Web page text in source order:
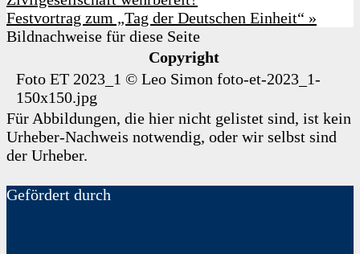
Festvortrag zum „Tag der Deutschen Einheit“ »
Bildnachweise für diese Seite
Copyright
Foto ET 2023_1 © Leo Simon foto-et-2023_1-
150x150.jpg
Für Abbildungen, die hier nicht gelistet sind, ist kein
Urheber-Nachweis notwendig, oder wir selbst sind
der Urheber.
Gefördert durch